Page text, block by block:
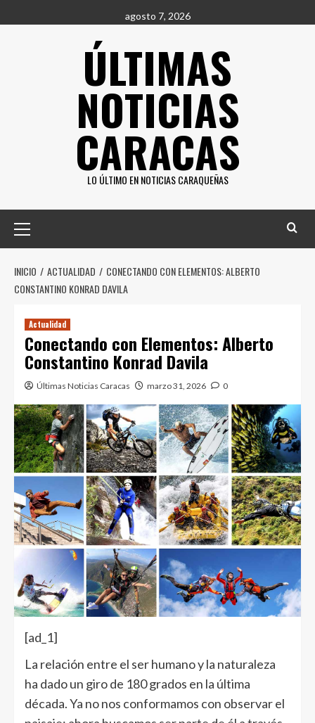
al
agosto 7, 2026
ÚLTIMAS
NOTICIAS
CARACAS
LO ÚLTIMO EN NOTICIAS CARAQUEÑAS
principal
INICIO ACTUALIDAD
CONECTANDO CON ELEMENTOS: ALBERTO
CONSTANTINO KONRAD DAVILA
Actualidad
Conectando con Elementos: Alberto
Constantino Konrad Davila
Últimas Noticias Caracas marzo 31, 2026 0
[ad_1]
La relación entre el ser humano y la naturaleza
ha dado un giro de 180 grados en la última
década. Ya no nos conformamos con observar el